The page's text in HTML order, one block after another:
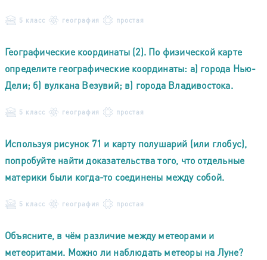
5 класс география простая
Географические координаты (2). По физической карте
определите географические координаты: а) города Нью-
Дели; б) вулкана Везувий; в) города Владивостока.
5 класс география простая
Используя рисунок 71 и карту полушарий (или глобус),
попробуйте найти доказательства того, что отдельные
материки были когда-то соединены между собой.
5 класс география простая
Объясните, в чём различие между метеорами и
метеоритами. Можно ли наблюдать метеоры на Луне?